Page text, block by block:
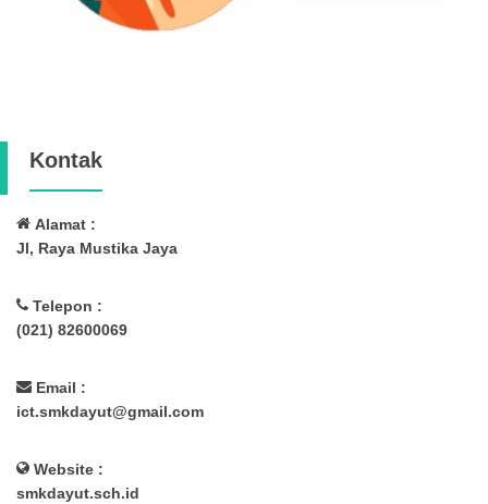
Kontak
Alamat :
Jl, Raya Mustika Jaya
Telepon :
(021) 82600069
Email :
ict.smkdayut@gmail.com
Website :
smkdayut.sch.id